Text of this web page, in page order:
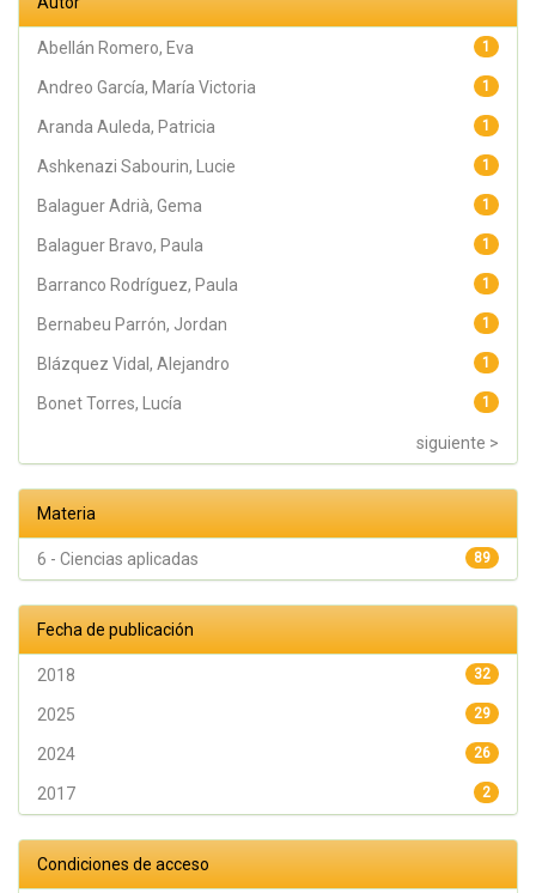
1
Abellán Romero, Eva
1
Andreo García, María Victoria
1
Aranda Auleda, Patricia
1
Ashkenazi Sabourin, Lucie
1
Balaguer Adrià, Gema
1
Balaguer Bravo, Paula
1
Barranco Rodríguez, Paula
1
Bernabeu Parrón, Jordan
1
Blázquez Vidal, Alejandro
1
Bonet Torres, Lucía
siguiente >
Materia
89
6 - Ciencias aplicadas
Fecha de publicación
32
2018
29
2025
26
2024
2
2017
Condiciones de acceso